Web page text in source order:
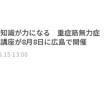
識が力になる 重症筋無力症
座が8月8日に広島で開催
13:00